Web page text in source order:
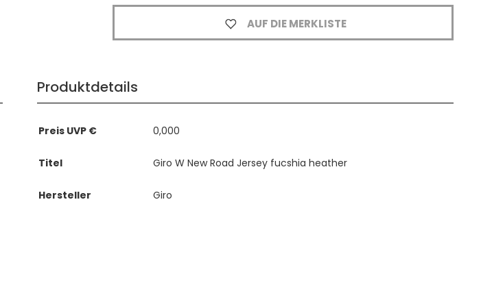
AUF DIE MERKLISTE
Produktdetails
Preis UVP € 0,000
Titel Giro W New Road Jersey fucshia heather
Hersteller Giro